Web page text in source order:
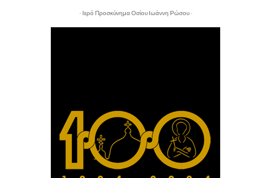
- Ιερό Προσκύνημα Οσίου Ιωάννη Ρώσου -